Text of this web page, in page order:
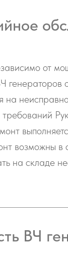
от
на
возможны в
на складе
ВЧ